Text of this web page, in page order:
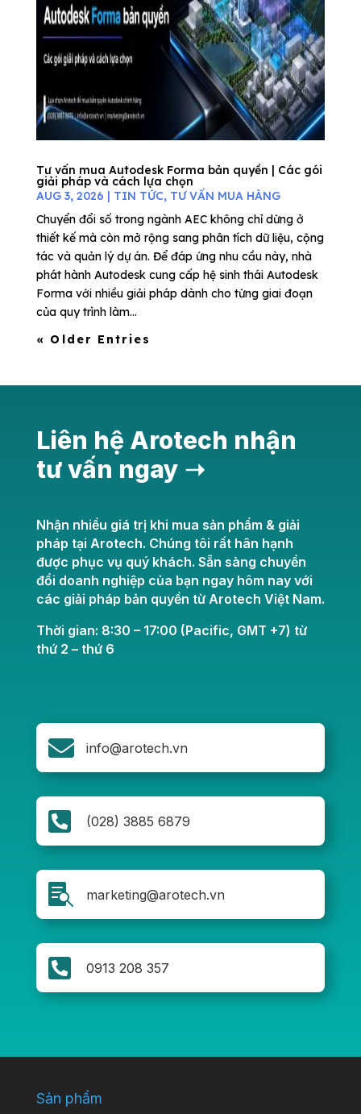
Tư vấn mua Autodesk Forma bản quyền | Các gói
giải pháp và cách lựa chọn
AUG 3, 2026 | TIN TỨC, TƯ VẤN MUA HÀNG
Chuyển đổi số trong ngành AEC không chỉ dừng ở
thiết kế mà còn mở rộng sang phân tích dữ liệu, cộng
tác và quản lý dự án. Để đáp ứng nhu cầu này, nhà
phát hành Autodesk cung cấp hệ sinh thái Autodesk
Forma với nhiều giải pháp dành cho từng giai đoạn
của quy trình làm...
« Older Entries
Liên hệ Arotech nhận
tư vấn ngay ➝
Nhận nhiều giá trị khi mua sản phẩm & giải
pháp tại Arotech. Chúng tôi rất hân hạnh
được phục vụ quý khách. Sẵn sàng chuyển
đổi doanh nghiệp của bạn ngay hôm nay với
các giải pháp bản quyền từ Arotech Việt Nam.
Thời gian: 8:30 – 17:00 (Pacific, GMT +7) từ
thứ 2 – thứ 6
 info@arotech.vn
 (028) 3885 6879
 marketing@arotech.vn
 0913 208 357
Sản phẩm